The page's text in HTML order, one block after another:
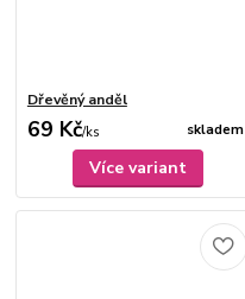
Dřevěný anděl
69 Kč/ks skladem
Více variant